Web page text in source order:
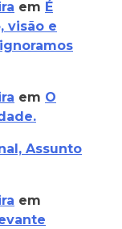
em É
visão e
em O
Assunto
em